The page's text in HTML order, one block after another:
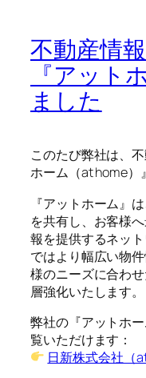
不動産情
『アット
ました
このたび弊社は、
ホーム（at home）
『アットホーム』
を共有し、お客様
報を提供するネッ
ではより幅広い物
様のニーズに合わ
層強化いたします。
弊社の『アットホ
覧いただけます：
日新株式会社（